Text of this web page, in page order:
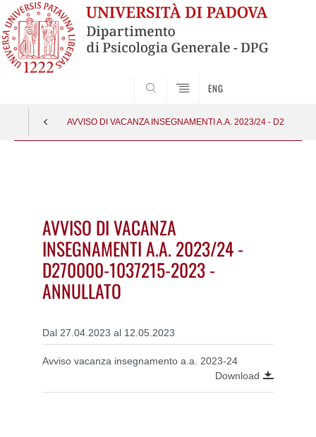
ENG
AVVISO DI VACANZA INSEGNAMENTI A.A. 2023/24 -
AVVISO DI VACANZA
INSEGNAMENTI A.A. 2023/24 -
D270000-1037215-2023 -
ANNULLATO
Dal 27.04.2023 al 12.05.2023
Avviso vacanza insegnamento a.a. 2023-24
Download